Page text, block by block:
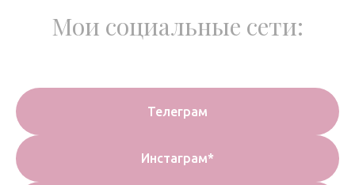
Мои социальные сети:
Телеграм
Инстаграм*